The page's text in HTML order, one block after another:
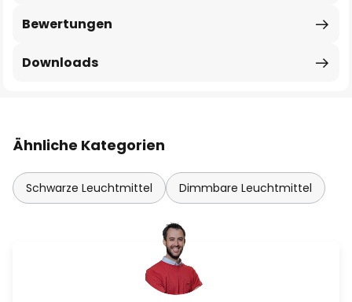
Bewertungen
Downloads
Ähnliche Kategorien
Schwarze Leuchtmittel Dimmbare Leuchtmittel